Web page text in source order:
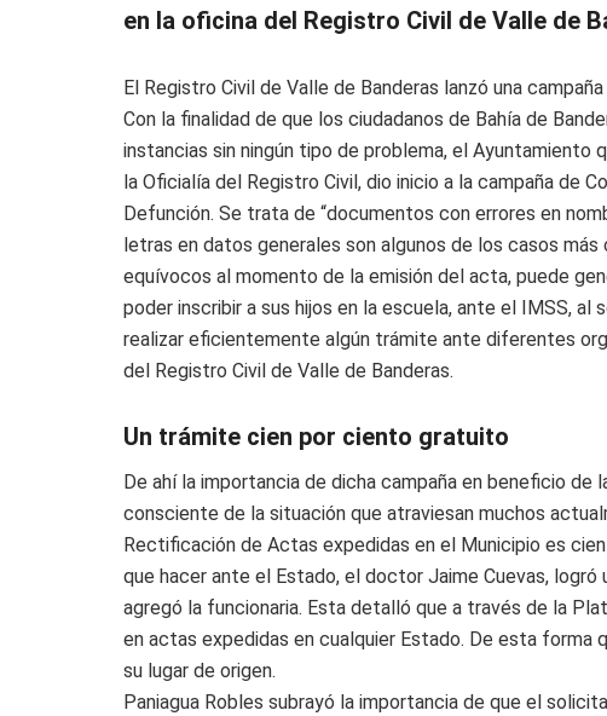
en la oficina del Registro Civil de Valle de
​El Registro Civil de Valle de Banderas lanzó una
Con la finalidad de que los ciudadanos de Bahía de
instancias sin ningún tipo de problema, el Ayuntamiento
la Oficialía del Registro Civil, dio inicio a la campaña de
Defunción. Se trata de “documentos con errores en
letras en datos generales son algunos de los casos
equívocos al momento de la emisión del acta, puede
poder inscribir a sus hijos en la escuela, ante el IMSS,
realizar eficientemente algún trámite ante diferentes
del Registro Civil de Valle de Banderas.
Un trámite cien por ciento gratuito
De ahí la importancia de dicha campaña en beneficio de
consciente de la situación que atraviesan muchos
Rectificación de Actas expedidas en el Municipio es
que hacer ante el Estado, el doctor Jaime Cuevas,
agregó la funcionaria. Esta detalló que a través de la
en actas expedidas en cualquier Estado. De esta forma
su lugar de origen.
Paniagua Robles subrayó la importancia de que el